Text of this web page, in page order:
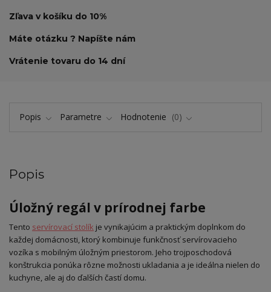
Zľava v košíku do 10%
Máte otázku ? Napíšte nám
Vrátenie tovaru do 14 dní
Popis Parametre Hodnotenie 0
Popis
Úložný regál v prírodnej farbe
Tento servírovací stolík je vynikajúcim a praktickým doplnkom do
každej domácnosti, ktorý kombinuje funkčnosť servírovacieho
vozíka s mobilným úložným priestorom. Jeho trojposchodová
konštrukcia ponúka rôzne možnosti ukladania a je ideálna nielen do
kuchyne, ale aj do ďalších častí domu.